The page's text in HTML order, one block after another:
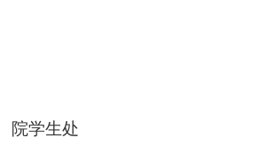
院学生处